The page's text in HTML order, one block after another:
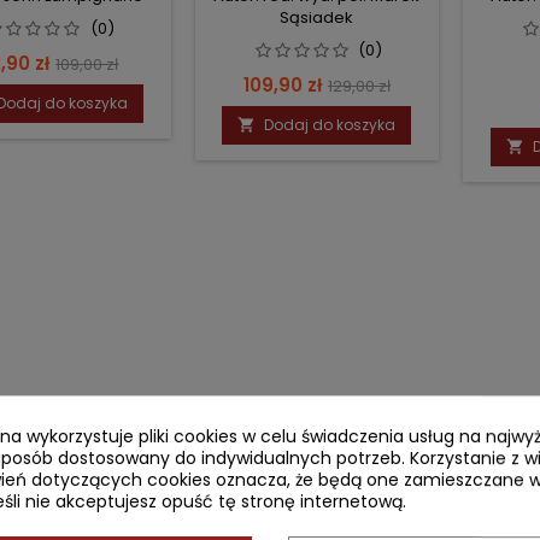
(0)
zł Cena
podstawowa
109,00 zł
do koszyka
Sąsiadek
(0)
Cena
109,90 zł Cena
podstawowa
129,00 zł
 Dodaj do koszyka

wykorzystuje pliki cookies w celu świadczenia usług na
dostosowany do indywidualnych potrzeb. Korzystanie z
dotyczących cookies oznacza, że będą one zamieszczane
nie akceptujesz opuść tę stronę internetową.